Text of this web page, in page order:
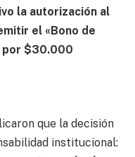
la autorización al
el «Bono de
por $30.000
que la decisión
institucional: